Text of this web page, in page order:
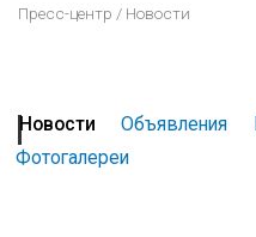
Пресс-центр / Новости
Новости Объявления
Фотогалереи